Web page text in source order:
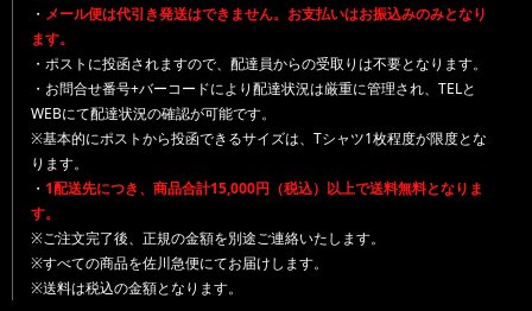
・ メール便は代引き発送はできません。お支払いはお振込みのみとなり
ます。
・ポストに投函されますので、配達員からの受取りは不要となります。
・お問合せ番号+バーコードにより配達状況は厳重に管理され、TELと
WEBにて配達状況の確認が可能です。
※基本的にポストから投函できるサイズは、Tシャツ1枚程度が限度とな
ります。
・ 1配送先につき、商品合計15,000円（税込）以上で送料無料となりま
す。
※ご注文完了後、正規の金額を別途ご連絡いたします。
※すべての商品を佐川急便にてお届けします。
※送料は税込の金額となります。